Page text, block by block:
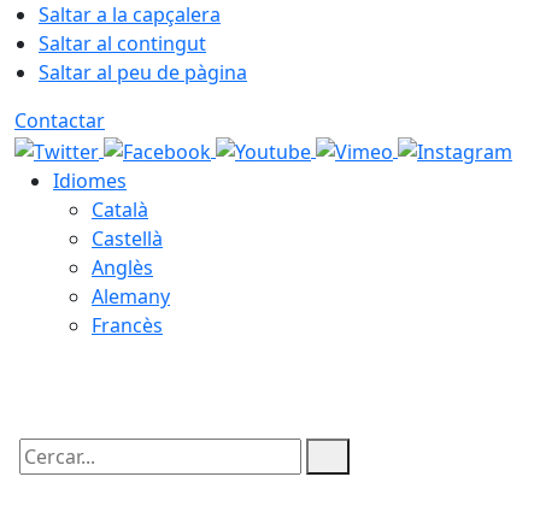
Saltar a la capçalera
Saltar al contingut
Saltar al peu de pàgina
Contactar
Idiomes
Català
Castellà
Anglès
Alemany
Francès
Cercar: